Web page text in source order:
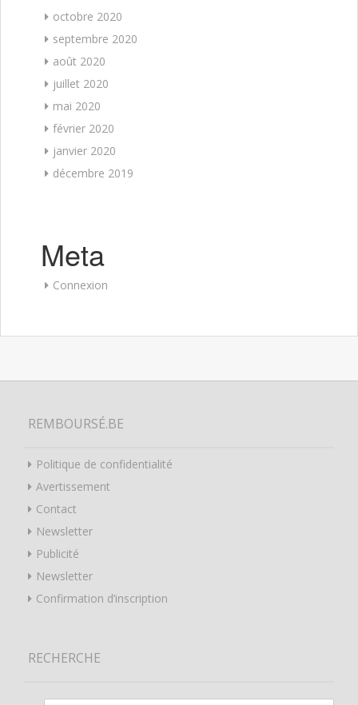
octobre 2020
septembre 2020
août 2020
juillet 2020
mai 2020
février 2020
janvier 2020
décembre 2019
Meta
Connexion
REMBOURSÉ.BE
Politique de confidentialité
Avertissement
Contact
Newsletter
Publicité
Newsletter
Confirmation d’inscription
RECHERCHE